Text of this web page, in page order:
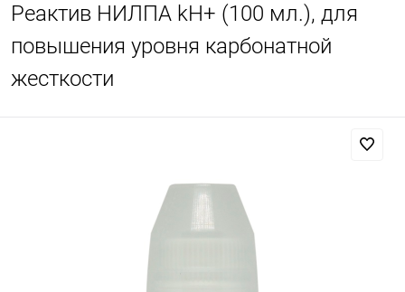
Реактив НИЛПА kH+ (100 мл.), для
повышения уровня карбонатной
жесткости